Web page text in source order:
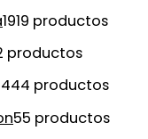
1919 productos
productos
44 productos
55 productos